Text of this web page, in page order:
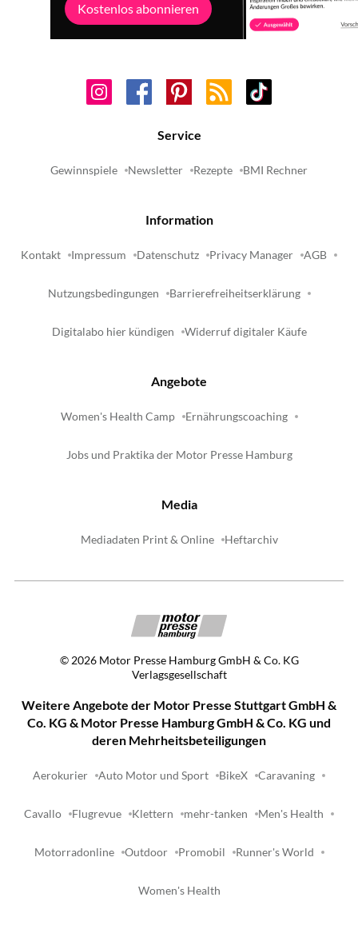
Kostenlos abonnieren
Service
Gewinnspiele Newsletter Rezepte BMI Rechner
Information
Kontakt Impressum Datenschutz Privacy Manager AGB
Nutzungsbedingungen Barrierefreiheitserklärung
Digitalabo hier kündigen Widerruf digitaler Käufe
Angebote
Women's Health Camp Ernährungscoaching
Jobs und Praktika der Motor Presse Hamburg
Media
Mediadaten Print & Online Heftarchiv
©2026 Motor Presse Hamburg GmbH & Co. KG
Verlagsgesellschaft
Weitere Angebote der Motor Presse Stuttgart GmbH &
Co. KG & Motor Presse Hamburg GmbH & Co. KG und
deren Mehrheitsbeteiligungen
Aerokurier Auto Motor und Sport BikeX Caravaning
Cavallo Flugrevue Klettern mehr-tanken Men's Health
Motorradonline Outdoor Promobil Runner's World
Women's Health